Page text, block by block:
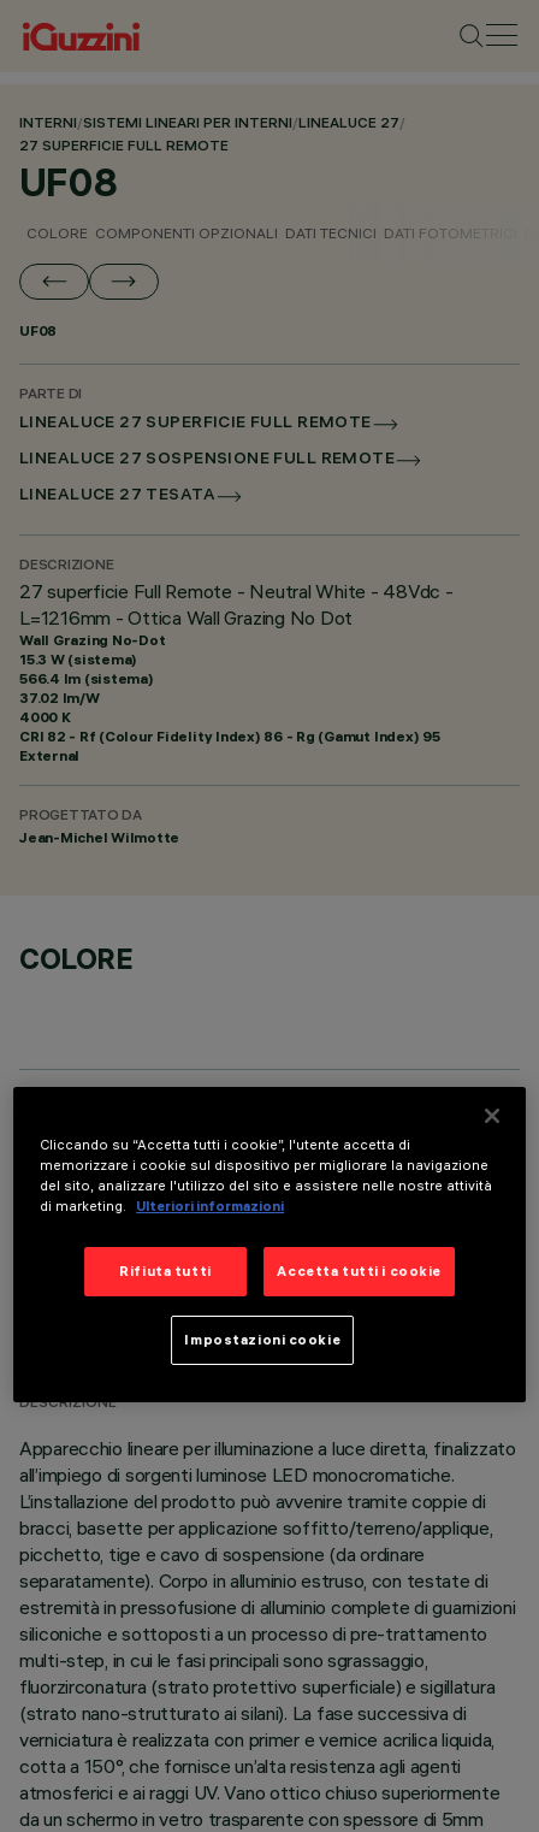
INTERNI/SISTEMI LINEARI PER INTERNI/LINEALUCE 27/
27 SUPERFICIE FULL REMOTE
UF08
COLORE COMPONENTI OPZIONALI DATI TECNICI DATI FOTOMETRICI
UF08
PARTE DI
LINEALUCE 27 SUPERFICIE FULL REMOTE
LINEALUCE 27 SOSPENSIONE FULL REMOTE
LINEALUCE 27 TESATA
DESCRIZIONE
27 superficie Full Remote - Neutral White - 48Vdc -
L=1216mm - Ottica Wall Grazing No Dot
Wall Grazing No-Dot
15.3 W (sistema)
566.4 lm (sistema)
37.02 lm/W
4000 K
CRI 82 - Rf (Colour Fidelity Index) 86 - Rg (Gamut Index) 95
External
PROGETTATO DA
Jean-Michel Wilmotte
COLORE
COMPONENTI OPZIONALI
DATI TECNICI
ULTIMO AGGIORNAMENTO: 06/08/2026
DESCRIZIONE
Apparecchio lineare per illuminazione a luce diretta, finalizzato
all’impiego di sorgenti luminose LED monocromatiche.
L’installazione del prodotto può avvenire tramite coppie di
bracci, basette per applicazione soffitto/terreno/applique,
picchetto, tige e cavo di sospensione (da ordinare
separatamente). Corpo in alluminio estruso, con testate di
estremità in pressofusione di alluminio complete di guarnizioni
siliconiche e sottoposti a un processo di pre-trattamento
multi-step, in cui le fasi principali sono sgrassaggio,
fluorzirconatura (strato protettivo superficiale) e sigillatura
(strato nano-strutturato ai silani). La fase successiva di
verniciatura è realizzata con primer e vernice acrilica liquida,
cotta a 150°, che fornisce un’alta resistenza agli agenti
atmosferici e ai raggi UV. Vano ottico chiuso superiormente
da un schermo in vetro trasparente con spessore di 5mm
Cliccando su “Accetta tutti i cookie”, l'utente accetta di
memorizzare i cookie sul dispositivo per migliorare la navigazione
del sito, analizzare l'utilizzo del sito e assistere nelle nostre attività
di marketing.
Ulteriori informazioni
Rifiuta tutti Accetta tutti i cookie
Impostazioni cookie